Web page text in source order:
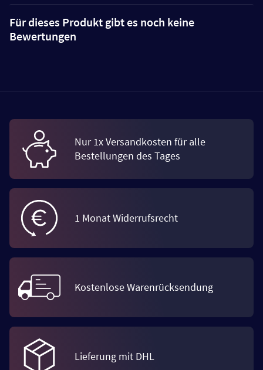
Für dieses Produkt gibt es noch keine
Bewertungen
Nur 1x Versandkosten für alle
Bestellungen des Tages
1 Monat Widerrufsrecht
Kostenlose Warenrücksendung
Lieferung mit DHL